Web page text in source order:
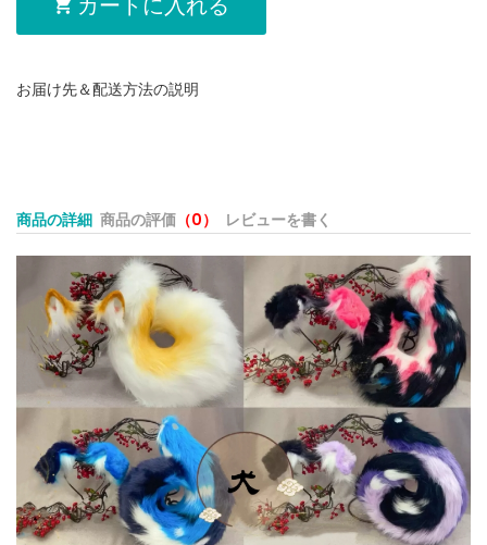
お届け先＆配送方法の説明
商品の詳細 商品の評価 （0） レビューを書く